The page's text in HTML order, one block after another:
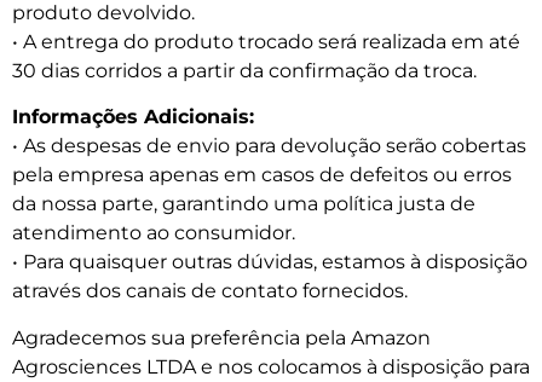
produto devolvido.
• A entrega do produto trocado será realizada em até
30 dias corridos a partir da confirmação da troca.
Informações Adicionais:
• As despesas de envio para devolução serão cobertas
pela empresa apenas em casos de defeitos ou erros
da nossa parte, garantindo uma política justa de
atendimento ao consumidor.
• Para quaisquer outras dúvidas, estamos à disposição
através dos canais de contato fornecidos.
Agradecemos sua preferência pela Amazon
Agrosciences LTDA e nos colocamos à disposição para